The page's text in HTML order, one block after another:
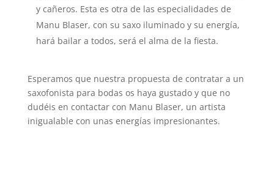
y cañeros. Esta es otra de las especialidades de
Manu Blaser, con su saxo iluminado y su energía,
hará bailar a todos, será el alma de la fiesta.
Esperamos que nuestra propuesta de contratar a un
saxofonista para bodas os haya gustado y que no
dudéis en contactar con Manu Blaser, un artista
inigualable con unas energías impresionantes.